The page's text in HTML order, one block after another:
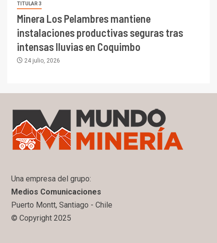
TITULAR 3
Minera Los Pelambres mantiene
instalaciones productivas seguras tras
intensas lluvias en Coquimbo
24 julio, 2026
Una empresa del grupo:
Medios Comunicaciones
Puerto Montt, Santiago - Chile
© Copyright 2025